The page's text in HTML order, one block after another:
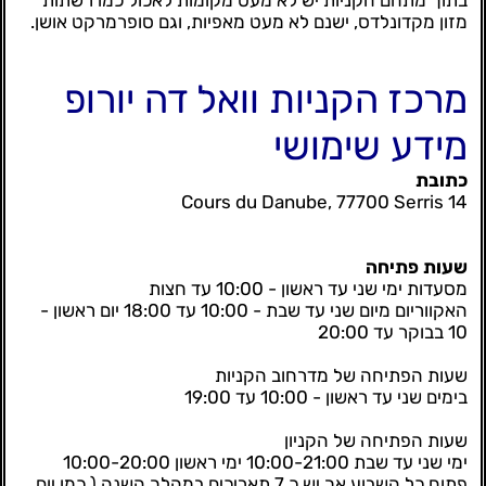
מזון מקדונלדס, ישנם לא מעט מאפיות, וגם סופרמרקט אושן.
מרכז הקניות וואל דה יורופ
מידע שימושי
כתובת
14 Cours du Danube, 77700 Serris
שעות פתיחה
מסעדות ימי שני עד ראשון - 10:00 עד חצות
האקווריום מיום שני עד שבת - 10:00 עד 18:00 יום ראשון -
10 בבוקר עד 20:00
שעות הפתיחה של מדרחוב הקניות
בימים שני עד ראשון - 10:00 עד 19:00
שעות הפתיחה של הקניון
ימי שני עד שבת 10:00-21:00 ימי ראשון 10:00-20:00